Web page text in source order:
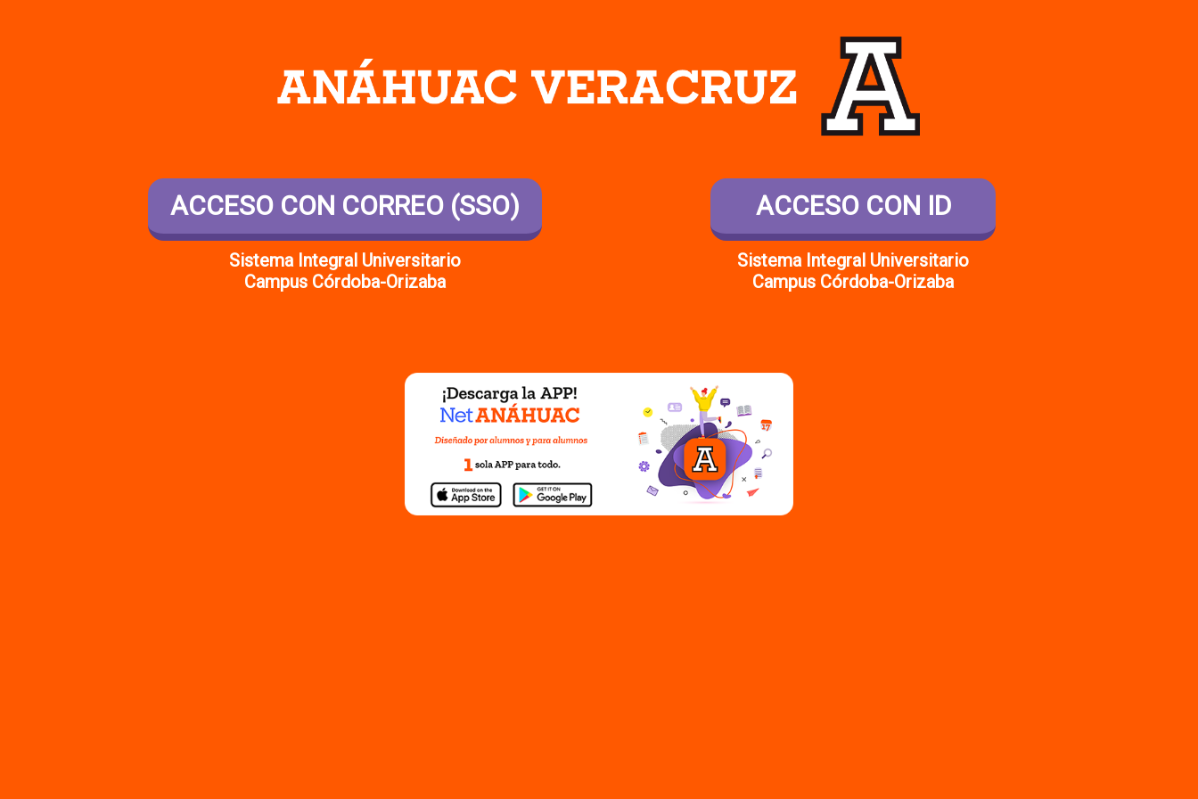
ACCESO CON CORREO (SSO)
Sistema Integral Universitario
Campus Córdoba-Orizaba
ACCESO CON ID
Sistema Integral Universitario
Campus Córdoba-Orizaba